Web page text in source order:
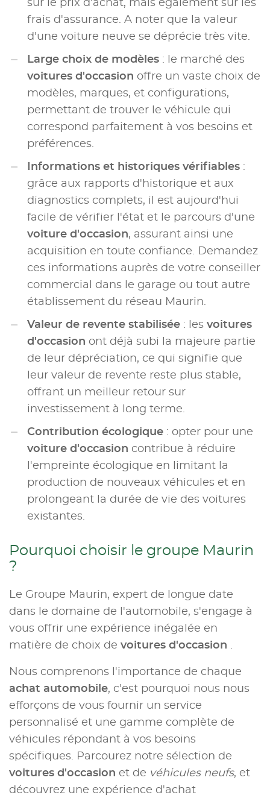
sur le prix d'achat, mais également sur les
frais d'assurance. A noter que la valeur
d'une voiture neuve se déprécie très vite.
Large choix de modèles : le marché des
voitures d'occasion offre un vaste choix de
modèles, marques, et configurations,
permettant de trouver le véhicule qui
correspond parfaitement à vos besoins et
préférences.
Informations et historiques vérifiables :
grâce aux rapports d'historique et aux
diagnostics complets, il est aujourd'hui
facile de vérifier l'état et le parcours d'une
voiture d'occasion, assurant ainsi une
acquisition en toute confiance. Demandez
ces informations auprès de votre conseiller
commercial dans le garage ou tout autre
établissement du réseau Maurin.
Valeur de revente stabilisée : les voitures
d'occasion ont déjà subi la majeure partie
de leur dépréciation, ce qui signifie que
leur valeur de revente reste plus stable,
offrant un meilleur retour sur
investissement à long terme.
Contribution écologique : opter pour une
voiture d'occasion contribue à réduire
l'empreinte écologique en limitant la
production de nouveaux véhicules et en
prolongeant la durée de vie des voitures
existantes.
Pourquoi choisir le groupe Maurin
?
Le Groupe Maurin, expert de longue date
dans le domaine de l'automobile, s'engage à
vous offrir une expérience inégalée en
matière de choix de voitures d'occasion .
Nous comprenons l'importance de chaque
achat automobile, c'est pourquoi nous nous
efforçons de vous fournir un service
personnalisé et une gamme complète de
véhicules répondant à vos besoins
spécifiques. Parcourez notre sélection de
voitures d'occasion et de véhicules neufs, et
découvrez une expérience d'achat